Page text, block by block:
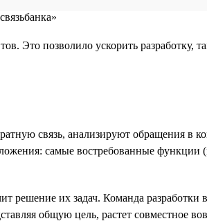
Это позволило ускорить разработку,
связь, анализируют обращения в
самые востребованные функции
решение их задач. Команда
общую цель, растет совместное